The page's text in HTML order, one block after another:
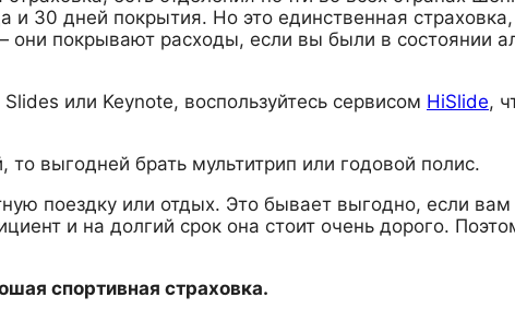
и 30 дней покрытия. Но это единственная
покрывают расходы, если вы были в состоянии
или Keynote, воспользуйтесь сервисом HiSlide,
выгодней брать мультитрип или годовой полис.
поездку или отдых. Это бывает выгодно, если
и на долгий срок она стоит очень дорого.
спортивная страховка.